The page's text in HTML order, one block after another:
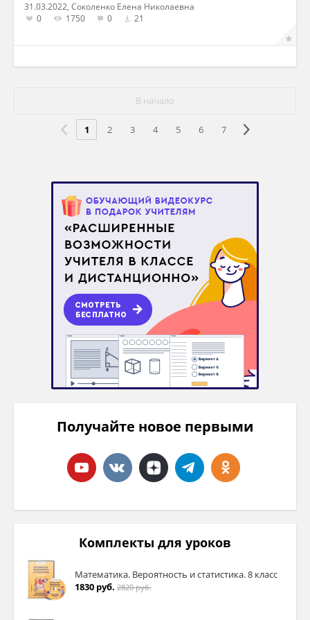
31.03.2022, Соколенко Елена Николаевна
0
1750 0 21
В начало
1 2 3 4 5 6 7
Получайте новое первыми
Комплекты для уроков
Математика. Вероятность и статистика. 8 класс
1830 руб. 2820 руб.